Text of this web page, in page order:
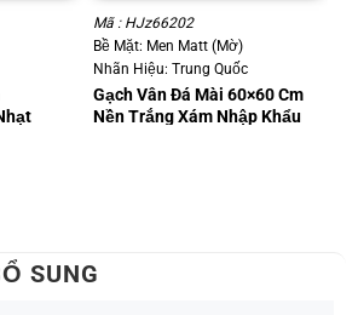
Mã : HJz66202
Bề Mặt: Men Matt (Mờ)
Nhãn Hiệu: Trung Quốc
Gạch Vân Đá Mài 60×60 Cm
Nền Trắng Xám Nhập Khẩu
SUNG